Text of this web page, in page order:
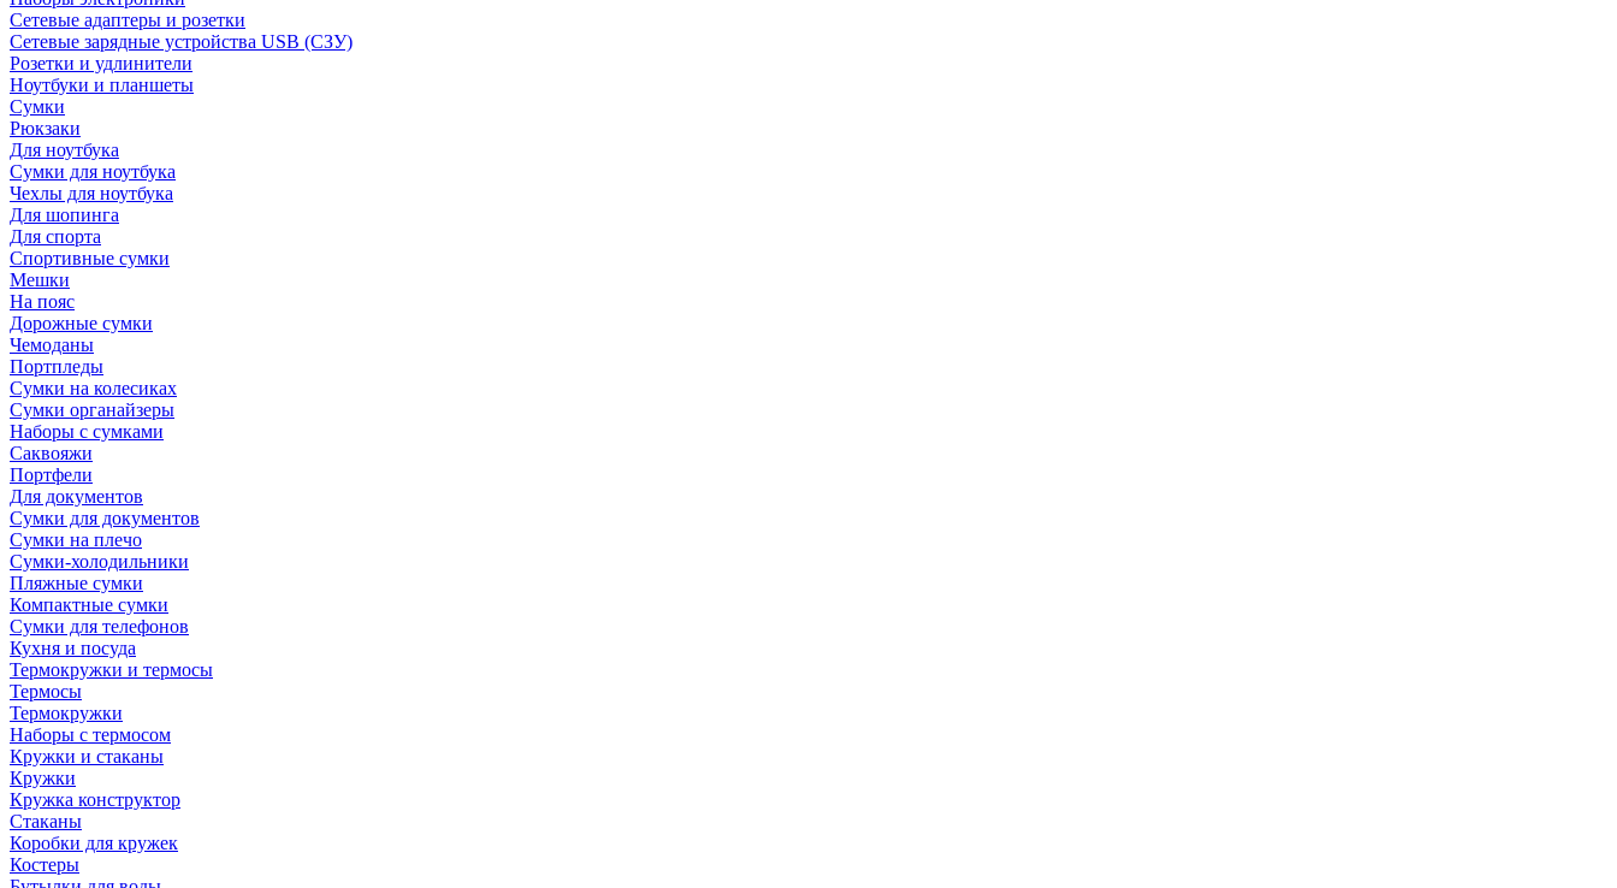
Сетевые адаптеры и розетки
Сетевые зарядные устройства USB (СЗУ)
Розетки и удлинители
Ноутбуки и планшеты
Сумки
Рюкзаки
Для ноутбука
Сумки для ноутбука
Чехлы для ноутбука
Для шопинга
Для спорта
Спортивные сумки
Мешки
На пояс
Дорожные сумки
Чемоданы
Портпледы
Сумки на колесиках
Сумки органайзеры
Наборы с сумками
Саквояжи
Портфели
Для документов
Сумки для документов
Сумки на плечо
Сумки-холодильники
Пляжные сумки
Компактные сумки
Сумки для телефонов
Кухня и посуда
Термокружки и термосы
Термосы
Термокружки
Наборы с термосом
Кружки и стаканы
Кружки
Кружка конструктор
Стаканы
Коробки для кружек
Костеры